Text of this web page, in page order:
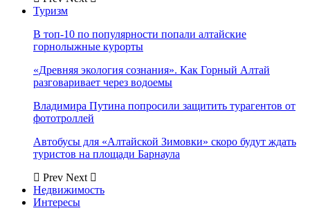
Туризм
В топ-10 по популярности попали алтайские
горнолыжные курорты
«Древняя экология сознания». Как Горный Алтай
разговаривает через водоемы
Владимира Путина попросили защитить турагентов от
фототроллей
Автобусы для «Алтайской Зимовки» скоро будут ждать
туристов на площади Барнаула
Prev Next
Недвижимость
Интересы